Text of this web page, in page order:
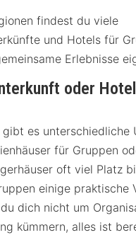
findest du viele
und Hotels für
Erlebnisse
oder
gibt es unterschiedliche
für Gruppen
oft viel Platz
einige praktische
dich nicht um
kümmern, alles ist